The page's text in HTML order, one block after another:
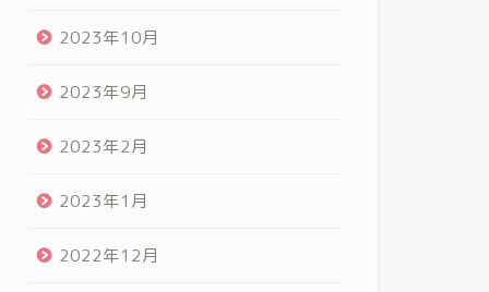
2023年10月
2023年9月
2023年2月
2023年1月
2022年12月